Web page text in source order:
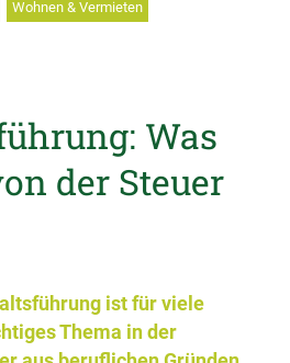
Wohnen & Vermieten
Was
der Steuer
ist für viele
Thema in der